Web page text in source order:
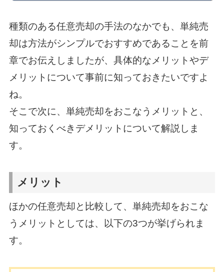
種類のある任意売却の手法のなかでも、単純売
却は方法がシンプルでおすすめであることを前
章でお伝えしましたが、具体的なメリットやデ
メリットについて事前に知っておきたいですよ
ね。
そこで次に、単純売却をおこなうメリットと、
知っておくべきデメリットについて解説しま
す。
メリット
ほかの任意売却と比較して、単純売却をおこな
うメリットとしては、以下の3つが挙げられま
す。